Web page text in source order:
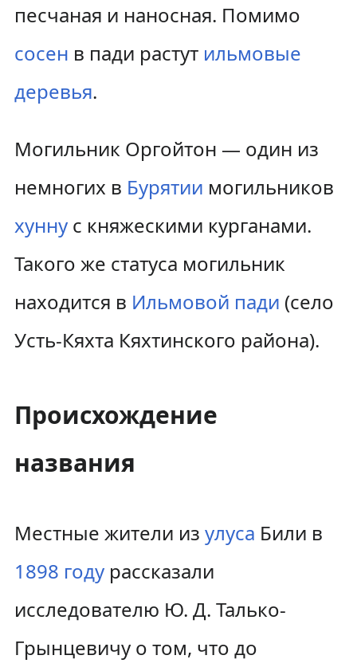
песчаная и наносная. Помимо
сосен в пади растут ильмовые
деревья.
Могильник Оргойтон — один из
немногих в Бурятии могильников
хуннус княжескими курганами.
Такого же статуса могильник
находится в Ильмовой пади (село
Усть-Кяхта Кяхтинского района).
Происхождение
названия
Местные жители из улуса Били в
1898 годурассказали
исследователю Ю. Д. Талько-
Грынцевичу о том, что до